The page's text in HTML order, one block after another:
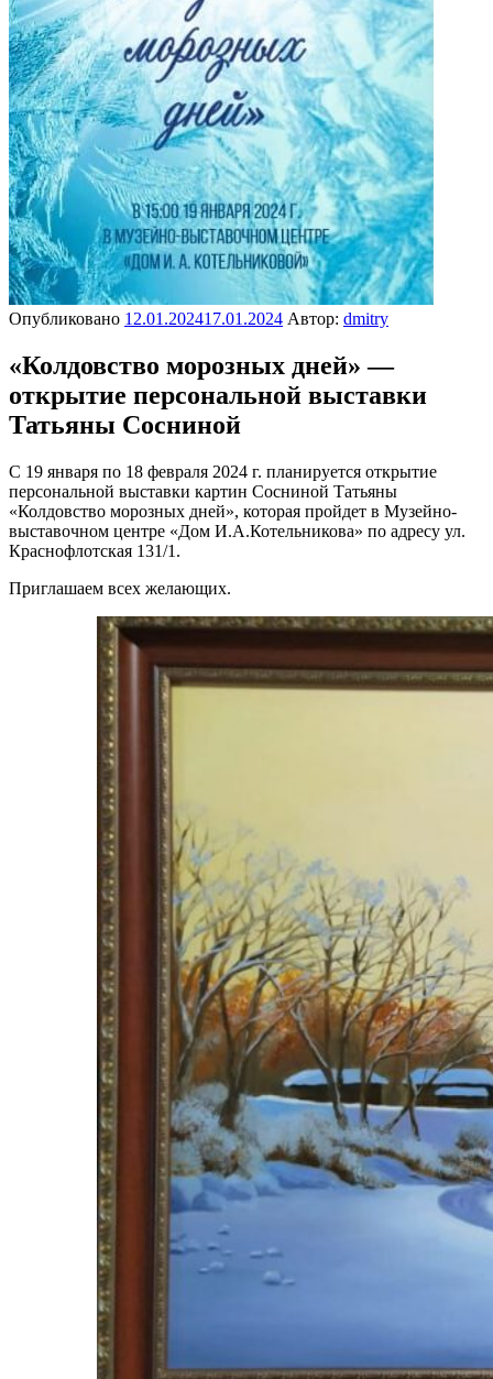
Опубликовано 12.01.202417.01.2024 Автор: dmitry
«Колдовство морозных дней» —
открытие персональной выставки
Татьяны Сосниной
С 19 января по 18 февраля 2024 г. планируется открытие
персональной выставки картин Сосниной Татьяны
«Колдовство морозных дней», которая пройдет в Музейно-
выставочном центре «Дом И.А.Котельникова» по адресу ул.
Краснофлотская 131/1.
Приглашаем всех желающих.